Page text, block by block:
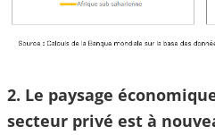
2. Le paysage
secteur privé est à